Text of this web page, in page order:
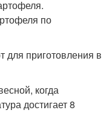
приготовления в
когда
достигает 8